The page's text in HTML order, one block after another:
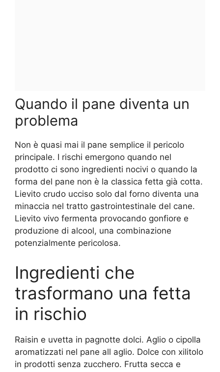
Quando il pane diventa un
problema
Non è quasi mai il pane semplice il pericolo
principale. I rischi emergono quando nel
prodotto ci sono ingredienti nocivi o quando la
forma del pane non è la classica fetta già cotta.
Lievito crudo ucciso solo dal forno diventa una
minaccia nel tratto gastrointestinale del cane.
Lievito vivo fermenta provocando gonfiore e
produzione di alcool, una combinazione
potenzialmente pericolosa.
Ingredienti che
trasformano una fetta
in rischio
Raisin e uvetta in pagnotte dolci. Aglio o cipolla
aromatizzati nel pane all aglio. Dolce con xilitolo
in prodotti senza zucchero. Frutta secca e